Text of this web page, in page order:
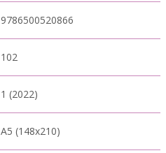
9786500520866
102
1 (2022)
A5 (148x210)